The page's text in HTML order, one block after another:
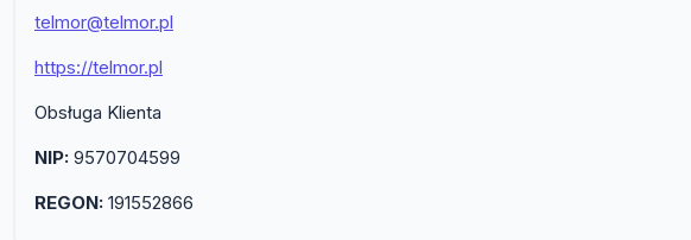
telmor@telmor.pl
https://telmor.pl
Obsługa Klienta
NIP: 9570704599
REGON: 191552866